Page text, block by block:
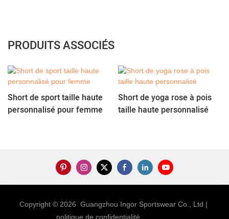
PRODUITS ASSOCIÉS
Short de sport taille haute
personnalisé pour femme
Short de yoga rose à pois
taille haute personnalisé
Copyright © 2026 Guangzhou Ingor Sportswear Co., Ltd |
politique de confidentialité